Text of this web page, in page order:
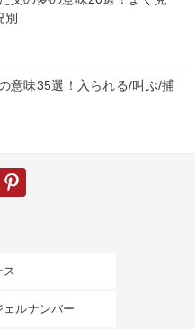
別
意味35選！入られる/叫ぶ/捕
ス
ェルナンバー